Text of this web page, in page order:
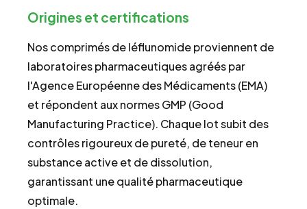
Origines et certifications
Nos comprimés de léflunomide proviennent de
laboratoires pharmaceutiques agréés par
l'Agence Européenne des Médicaments (EMA)
et répondent aux normes GMP (Good
Manufacturing Practice). Chaque lot subit des
contrôles rigoureux de pureté, de teneur en
substance active et de dissolution,
garantissant une qualité pharmaceutique
optimale.